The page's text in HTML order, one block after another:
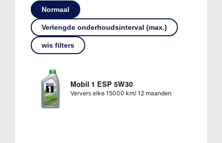
Normaal
Verlengde onderhoudsinterval (max.)
wis filters
Mobil 1 ESP 5W30
Ververs elke 15000 km/ 12 maanden